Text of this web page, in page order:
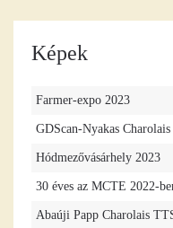
Képek
Farmer-expo 2023
GDScan-Nyakas Charolais
Hódmezővásárhely 2023
30 éves az MCTE 2022-
Abaúji Papp Charolais